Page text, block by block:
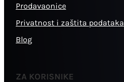
Prodavaonice
Privatnost i zaštita podataka
Blog
ZA KORISNIKE